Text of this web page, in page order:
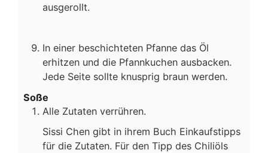
ausgerollt.
In einer beschichteten Pfanne das Öl
erhitzen und die Pfannkuchen ausbacken.
Jede Seite sollte knusprig braun werden.
Soße
Alle Zutaten verrühren.
Sissi Chen gibt in ihrem Buch Einkaufstipps
für die Zutaten. Für den Tipp des Chiliöls